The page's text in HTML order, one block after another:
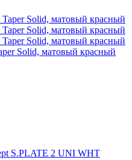
Solid, матовый красный